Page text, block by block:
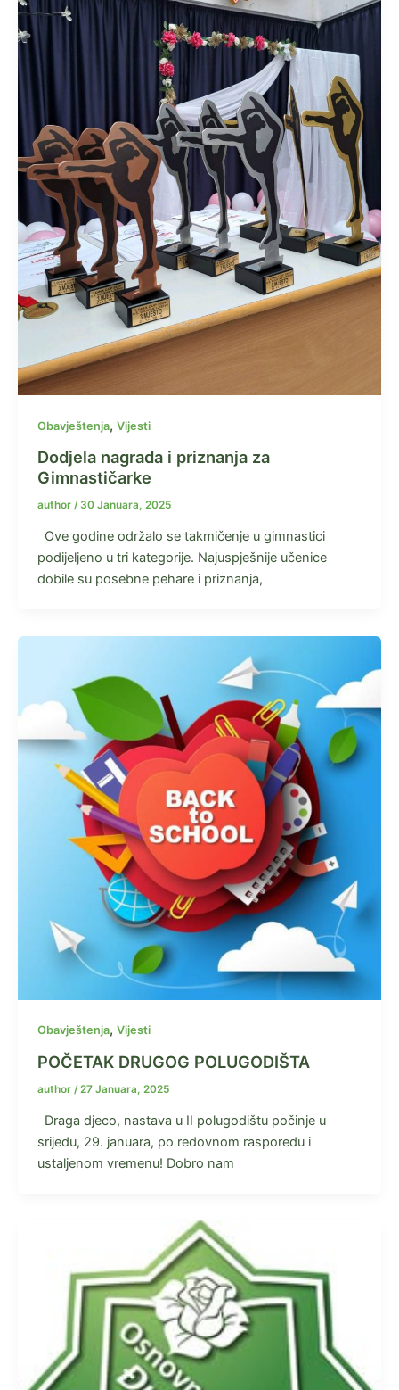
Obavještenja, Vijesti
Dodjela nagrada i priznanja za
Gimnastičarke
author / 30 Januara, 2025
Ove godine održalo se takmičenje u gimnastici
podijeljeno u tri kategorije. Najuspješnije učenice
dobile su posebne pehare i priznanja,
Obavještenja, Vijesti
POČETAK DRUGOG POLUGODIŠTA
author /27 Januara, 2025
Draga djeco, nastava u II polugodištu počinje u
srijedu, 29. januara, po redovnom rasporedu i
ustaljenom vremenu! Dobro nam